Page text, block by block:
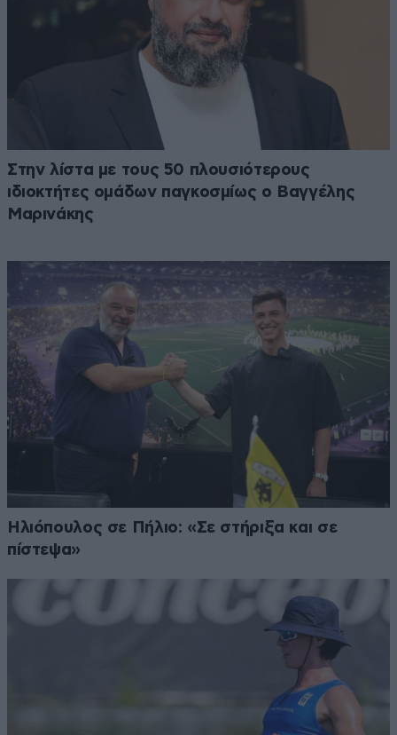
Στην λίστα με τους 50 πλουσιότερους
ιδιοκτήτες ομάδων παγκοσμίως ο Βαγγέλης
Μαρινάκης
Ηλιόπουλος σε Πήλιο: «Σε στήριξα και σε
πίστεψα»